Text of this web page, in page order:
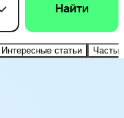
Найти
Интересные статьи